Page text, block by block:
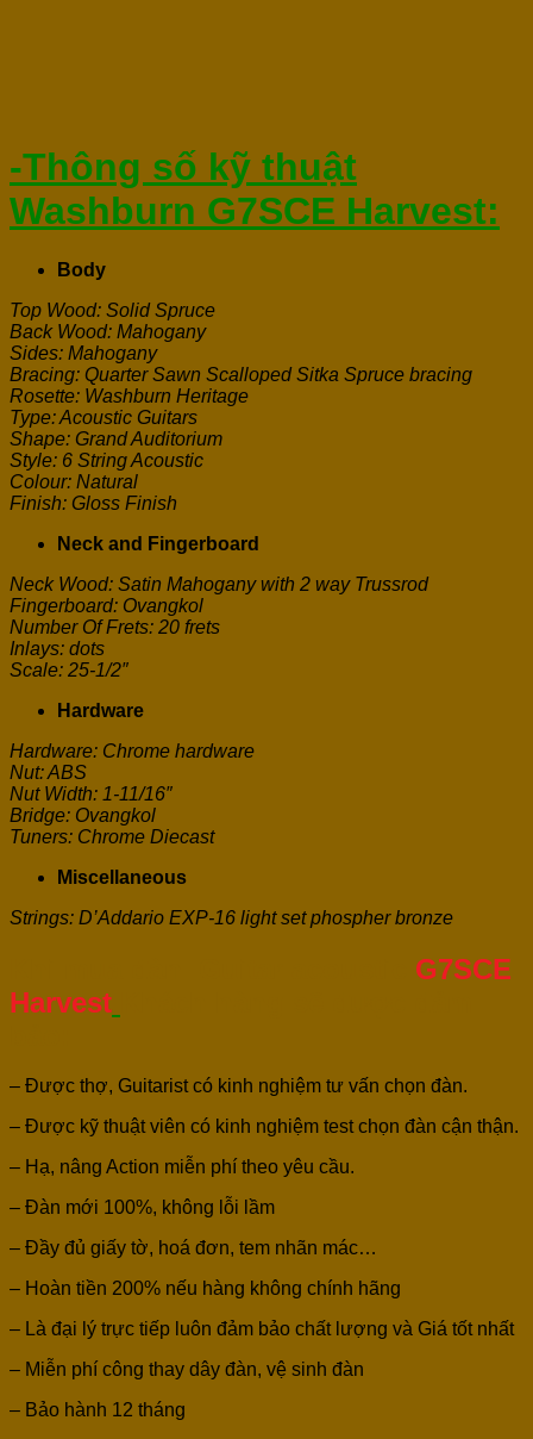
-Thông số kỹ thuật
Washburn G7SCE Harvest:
Body
Top Wood: Solid Spruce
Back Wood: Mahogany
Sides: Mahogany
Bracing: Quarter Sawn Scalloped Sitka Spruce bracing
Rosette: Washburn Heritage
Type: Acoustic Guitars
Shape: Grand Auditorium
Style: 6 String Acoustic
Colour: Natural
Finish: Gloss Finish
Neck and Fingerboard
Neck Wood: Satin Mahogany with 2 way Trussrod
Fingerboard: Ovangkol
Number Of Frets: 20 frets
Inlays: dots
Scale: 25-1/2″
Hardware
Hardware: Chrome hardware
Nut: ABS
Nut Width: 1-11/16″
Bridge: Ovangkol
Tuners: Chrome Diecast
Miscellaneous
Strings: D’Addario EXP-16 light set phospher bronze
G7SCE
Harvest
– Được thợ, Guitarist có kinh nghiệm tư vấn chọn đàn.
– Được kỹ thuật viên có kinh nghiệm test chọn đàn cận thận.
– Hạ, nâng Action miễn phí theo yêu cầu.
– Đàn mới 100%, không lỗi lầm
– Đầy đủ giấy tờ, hoá đơn, tem nhãn mác…
– Hoàn tiền 200% nếu hàng không chính hãng
– Là đại lý trực tiếp luôn đảm bảo chất lượng và Giá tốt nhất
– Miễn phí công thay dây đàn, vệ sinh đàn
– Bảo hành 12 tháng